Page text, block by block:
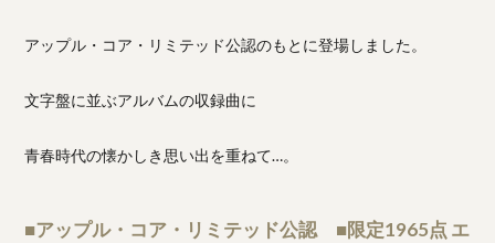
アップル・コア・リミテッド公認のもとに登場しました。
文字盤に並ぶアルバムの収録曲に
青春時代の懐かしき思い出を重ねて…。
■アップル・コア・リミテッド公認 ■限定1965点 エ